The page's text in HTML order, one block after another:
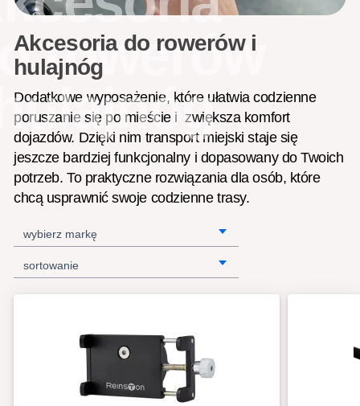
rowerów
Akcesoria do rowerów i
hulajnóg
Dodatkowe wyposażenie, które ułatwia codzienne
poruszanie się po mieście i zwiększa komfort
dojazdów. Dzięki nim transport miejski staje się
jeszcze bardziej funkcjonalny i dopasowany do Twoich
potrzeb. To praktyczne rozwiązania dla osób, które
chcą usprawnić swoje codzienne trasy.
wybierz markę
sortowanie